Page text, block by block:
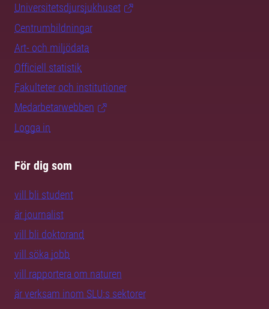
Universitetsdjursjukhuset
Centrumbildningar
Art- och miljödata
Officiell statistik
Fakulteter och institutioner
Medarbetarwebben
Logga in
För dig som
vill bli student
är journalist
vill bli doktorand
vill söka jobb
vill rapportera om naturen
är verksam inom SLU:s sektorer